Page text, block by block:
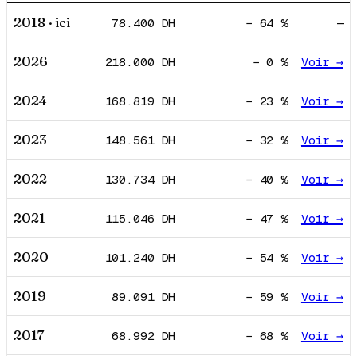
2018 · ici 78.400 DH − 64 % —
2026 218.000 DH −0 % Voir →
2024 168.819 DH − 23 % Voir →
2023 148.561DH − 32 % Voir →
2022 130.734DH − 40 % Voir →
2021 115.046 DH − 47 % Voir →
2020 101.240 DH − 54 % Voir →
2019 89.091DH − 59 % Voir →
2017 68.992 DH − 68 % Voir →